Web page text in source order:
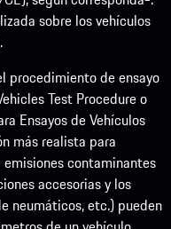
sobre los vehículos
procedimiento de ensayo
Test Procedure o
Ensayos de Vehículos
más realista para
contaminantes
accesorias y los
neumáticos, etc.) pueden